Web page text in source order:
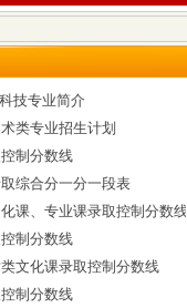
技专业简介
类专业招生计划
制分数线
综合分一分一段表
课、专业课录取控制分数线
制分数线
文化课录取控制分数线
制分数线